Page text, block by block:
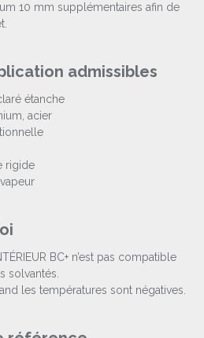
10 mm supplémentaires afin de
admissibles
étanche
acier
rigide
BC+ n’est pas compatible
solvantés.
les températures sont négatives.